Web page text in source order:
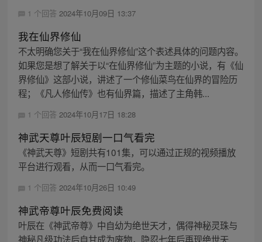
1 个回答 2024年10月09日 13:37
我在仙界修仙
不太明确您关于“我在仙界修仙”这个表述具体的问题内容。
如果您是想了解关于以“在仙界修仙”为主题的小说，有《仙
界修仙》这部小说，讲述了一个修仙菜鸟在仙界的冒险历
程；《凡人修仙传》也有仙界篇，描述了主角韩...
1 个回答 2024年10月17日 18:28
神武天尊叶辰短剧一口气看完
《神武天尊》短剧共有101集，可以通过正规的视频播放
平台进行观看，从而一口气看完。
1 个回答 2024年10月26日 10:49
神武帝尊叶辰免费阅读
叶辰在《神武帝尊》中自幼为绝世天才，偶得神秘灵珠与
神秘凡级功法后自甘成为废物，隐忍七年后再现绝世天